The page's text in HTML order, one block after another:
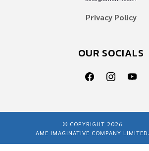
Privacy Policy
OUR SOCIALS
© COPYRIGHT 2026
AME IMAGINATIVE COMPANY LIMITED.